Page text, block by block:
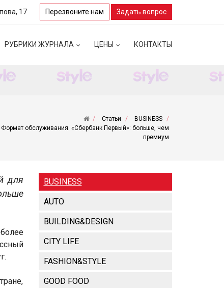
17 Перезвоните нам Задать вопрос
РУБРИКИ ЖУРНАЛА ЦЕНЫ КОНТАКТЫ
Статьи
BUSINESS
Формат обслуживания. «Сбербанк Первый»: больше, чем
премиум
для
BUSINESS
AUTO
BUILDING&DESIGN
CITY LIFE
FASHION&STYLE
GOOD FOOD